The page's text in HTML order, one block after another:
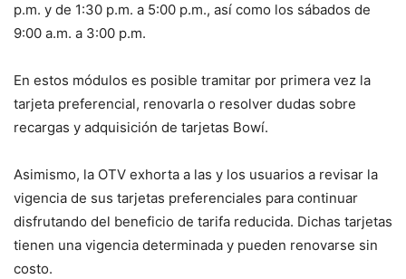
p.m. y de 1:30 p.m. a 5:00 p.m., así como los sábados de
9:00 a.m. a 3:00 p.m.
En estos módulos es posible tramitar por primera vez la
tarjeta preferencial, renovarla o resolver dudas sobre
recargas y adquisición de tarjetas Bowí.
Asimismo, la OTV exhorta a las y los usuarios a revisar la
vigencia de sus tarjetas preferenciales para continuar
disfrutando del beneficio de tarifa reducida. Dichas tarjetas
tienen una vigencia determinada y pueden renovarse sin
costo.